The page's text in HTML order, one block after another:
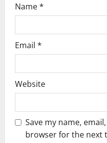
Name*
Email *
Website
Save my name,
browser for the next